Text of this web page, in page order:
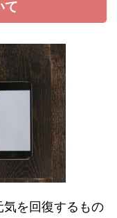
て
を回復するもの